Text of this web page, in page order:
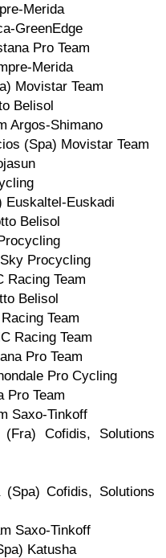
Merida
GreenEdge
Pro Team
Merida
Movistar Team
Belisol
Argos-Shimano
(Spa) Movistar Team
Euskadi
Belisol
Procycling
Team
Belisol
Team
Racing Team
Pro Team
Pro Cycling
Team
Saxo-Tinkoff
Cofidis, Solutions
Cofidis, Solutions
Saxo-Tinkoff
Katusha